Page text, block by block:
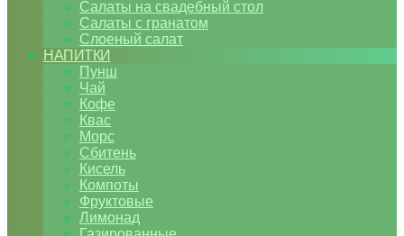
Салаты на свадебный стол
Салаты с гранатом
Слоеный салат
НАПИТКИ
Пунш
Чай
Кофе
Квас
Морс
Сбитень
Кисель
Компоты
Фруктовые
Лимонад